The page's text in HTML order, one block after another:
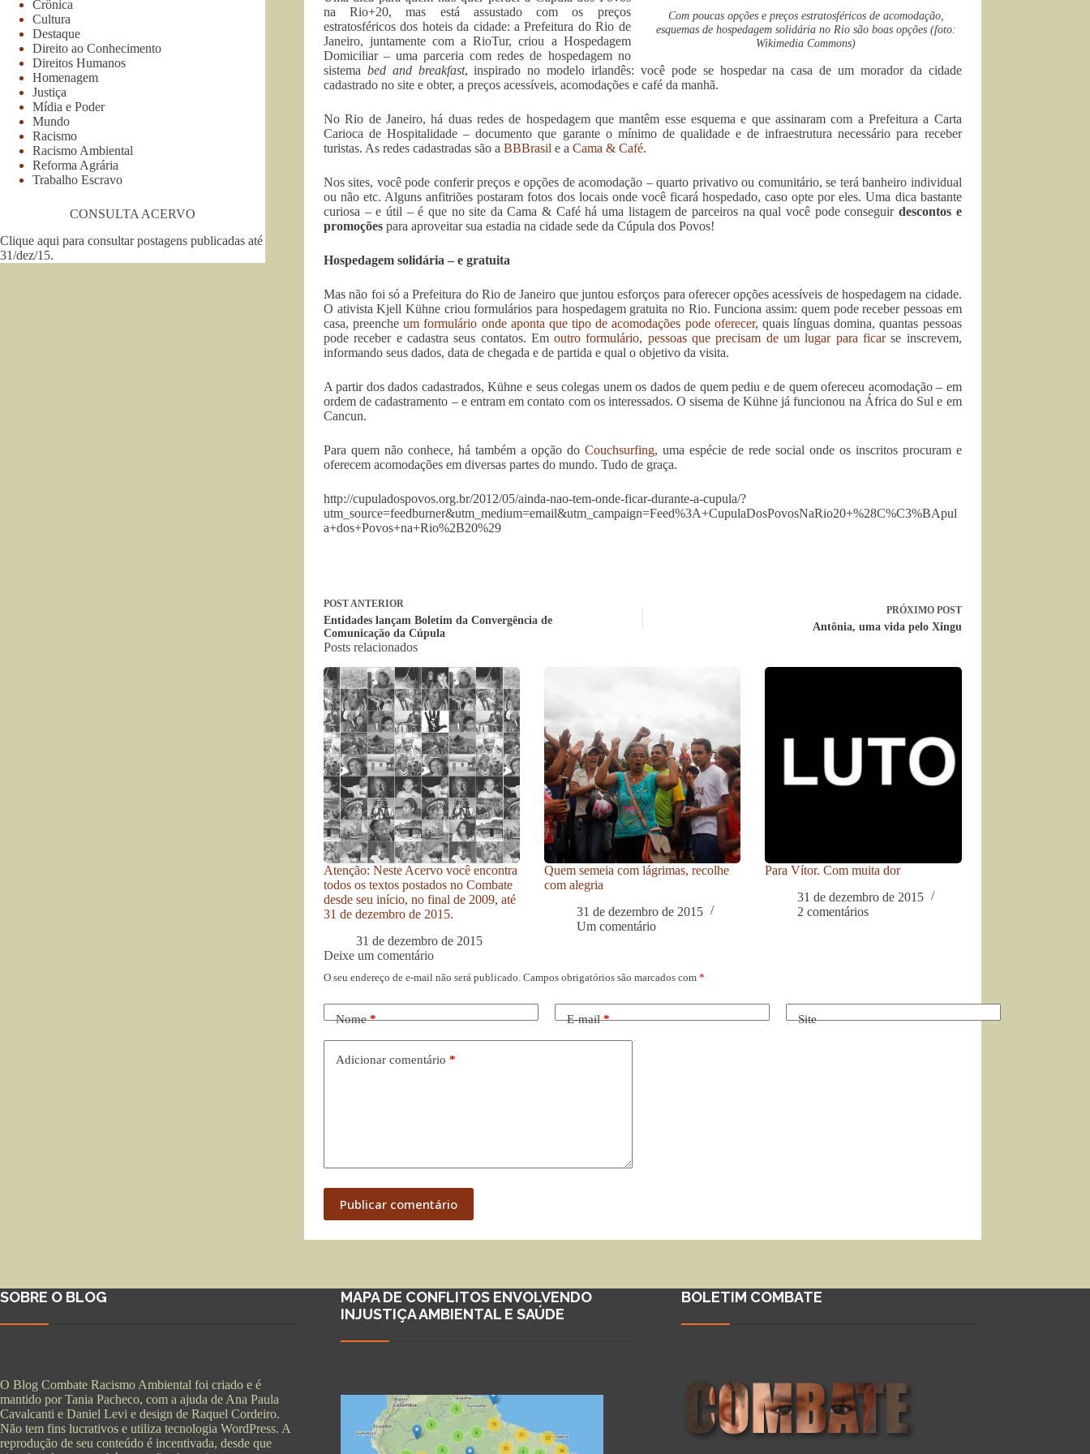
Com poucas opções e preços estratosféricos de acomodação,
esquemas de hospedagem solidária no Rio são boas opções (foto:
Wikimedia Commons)
na Rio+20, mas está assustado com os preços
estratosféricos dos hoteis da cidade: a Prefeitura do Rio de
Janeiro, juntamente com a RioTur, criou a Hospedagem
Domiciliar – uma parceria com redes de hospedagem no
sistema bed and breakfast, inspirado no modelo irlandês: você pode se hospedar na casa de um morador da cidade
cadastrado no site e obter, a preços acessíveis, acomodações e café da manhã.
No Rio de Janeiro, há duas redes de hospedagem que mantêm esse esquema e que assinaram com a Prefeitura a Carta
Carioca de Hospitalidade – documento que garante o mínimo de qualidade e de infraestrutura necessário para receber
turistas. As redes cadastradas são a BBBrasil e a Cama & Café.
Nos sites, você pode conferir preços e opções de acomodação – quarto privativo ou comunitário, se terá banheiro individual
ou não etc. Alguns anfitriões postaram fotos dos locais onde você ficará hospedado, caso opte por eles. Uma dica bastante
curiosa – e útil – é que no site da Cama & Café há uma listagem de parceiros na qual você pode conseguir descontos e
promoçõespara aproveitar sua estadia na cidade sede da Cúpula dos Povos!
Hospedagem solidária – e gratuita
Mas não foi só a Prefeitura do Rio de Janeiro que juntou esforços para oferecer opções acessíveis de hospedagem na cidade.
O ativista Kjell Kühne criou formulários para hospedagem gratuita no Rio. Funciona assim: quem pode receber pessoas em
casa, preenche um formulário onde aponta que tipo de acomodações pode oferecer, quais línguas domina, quantas pessoas
pode receber e cadastra seus contatos. Emoutro formulário, pessoas que precisam de um lugar para ficarse inscrevem,
informando seus dados, data de chegada e de partida e qual o objetivo da visita.
A partir dos dados cadastrados, Kühne e seus colegas unem os dados de quem pediu e de quem ofereceu acomodação – em
ordem de cadastramento – e entram em contato com os interessados. O sisema de Kühne já funcionou na África do Sul e em
Cancun.
Para quem não conhece, há também a opção do Couchsurfing, uma espécie de rede social onde os inscritos procuram e
oferecem acomodações em diversas partes do mundo. Tudo de graça.
http://cupuladospovos.org.br/2012/05/ainda-nao-tem-onde-ficar-durante-a-cupula/?
utm_source=feedburner&utm_medium=email&utm_campaign=Feed%3A+CupulaDosPovosNaRio20+%28C%C3%BApul
a+dos+Povos+na+Rio%2B20%29
POSTANTERIOR
Entidades lançam Boletim da Convergência de
Comunicação da Cúpula
PRÓXIMO POST
Antônia, uma vida pelo Xingu
Posts relacionados
Atenção: Neste Acervo você encontra
todos os textos postados no Combate
desde seu início, no final de 2009, até
31 de dezembro de 2015.
31 de dezembro de 2015
Quem semeia com lágrimas, recolhe
com alegria
31 de dezembro de 2015
Um comentário
Para Vítor. Com muita dor
31 de dezembro de 2015
2 comentários
Deixe um comentário
O seu endereço de e-mail não será publicado. Campos obrigatórios são marcados com *
Nome* E-mail* Site
Adicionar comentário *
Publicar comentário
Crônica
Cultura
Destaque
Direito ao Conhecimento
Direitos Humanos
Homenagem
Justiça
Mídia e Poder
Mundo
Racismo
Racismo Ambiental
Reforma Agrária
Trabalho Escravo
CONSULTA ACERVO
Clique aqui para consultar postagens publicadas até
31/dez/15.
SOBRE O BLOG
O Blog Combate Racismo Ambiental foi criado e é
mantido por Tania Pacheco, com a ajuda de Ana Paula
Cavalcanti e Daniel Levi e design de Raquel Cordeiro.
Não tem fins lucrativos e utiliza tecnologia WordPress. A
reprodução de seu conteúdo é incentivada, desde que
MAPA DE CONFLITOS ENVOLVENDO
INJUSTIÇA AMBIENTAL E SAÚDE
BOLETIM COMBATE